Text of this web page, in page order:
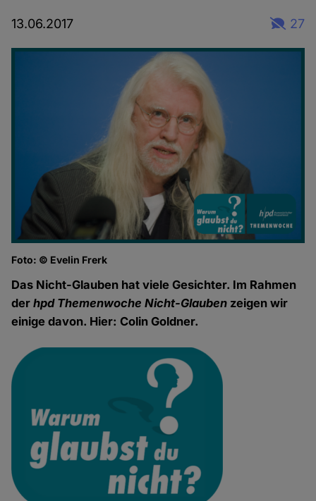
13.06.2017 27
Foto: © Evelin Frerk
Das Nicht-Glauben hat viele Gesichter. Im Rahmen
derhpd Themenwoche Nicht-Glauben zeigen wir
einige davon. Hier: Colin Goldner.